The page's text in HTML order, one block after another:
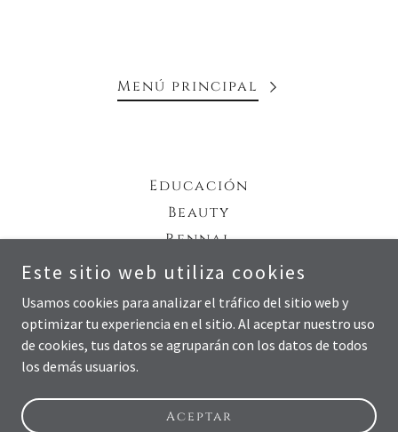
Menú principal
Educación
Beauty
Rennal
Contacto
MILLAU SALUD
Con tecnología deGoDaddy
Este sitio web utiliza cookies
Usamos cookies para analizar el tráfico del sitio web y
optimizar tu experiencia en el sitio. Al aceptar nuestro uso
de cookies, tus datos se agruparán con los datos de todos
los demás usuarios.
Aceptar